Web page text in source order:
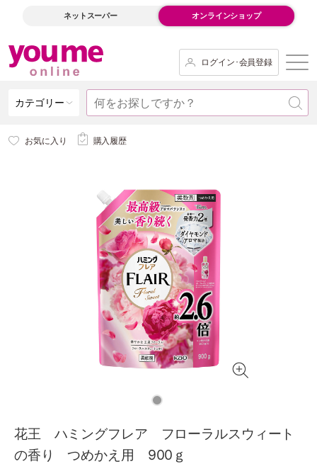
ネットスーパー オンラインショップ
ログイン･会員登録
カテゴリー
お気に入り 購入履歴
花王 ハミングフレア フローラルスウィート
の香り つめかえ用 900ｇ